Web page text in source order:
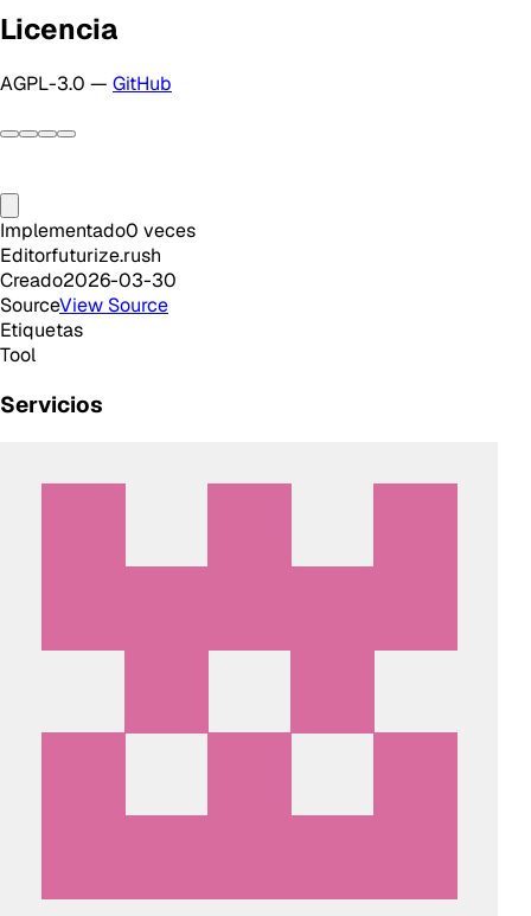
Licencia
AGPL-3.0 — GitHub
Implementado0 veces
Editorfuturize.rush
Creado2026-03-30
SourceView Source
Etiquetas
Tool
Servicios